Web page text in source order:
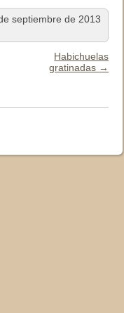
septiembre de 2013
Habichuelas
gratinadas →